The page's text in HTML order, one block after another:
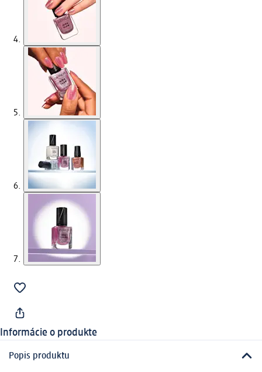
Informácie o produkte
Popis produktu